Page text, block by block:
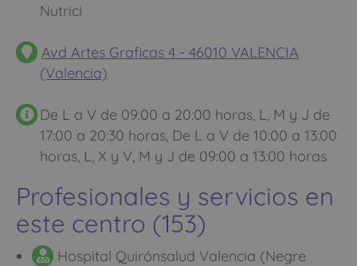
Nutrici
Avd Artes Graficas 4 - 46010 VALENCIA
(Valencia)
De L a V de 09:00 a 20:00 horas, L, M y J de
17:00 a 20:30 horas, De L a V de 10:00 a 13:00
horas, L, X y V, M y J de 09:00 a 13:00 horas
Profesionales y servicios en
este centro (153)
Hospital Quirónsalud Valencia (Negre